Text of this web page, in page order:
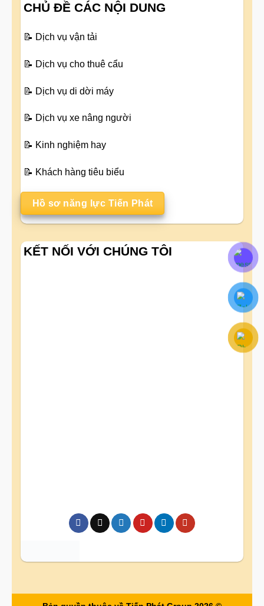
CHỦ ĐỀ CÁC NỘI DUNG
📝 Dịch vụ vận tải
📝 Dịch vụ cho thuê cẩu
📝 Dịch vụ di dời máy
📝 Dịch vụ xe nâng người
📝 Kinh nghiệm hay
📝 Khách hàng tiêu biểu
Hồ sơ năng lực Tiến Phát
KẾT NỐI VỚI CHÚNG TÔI